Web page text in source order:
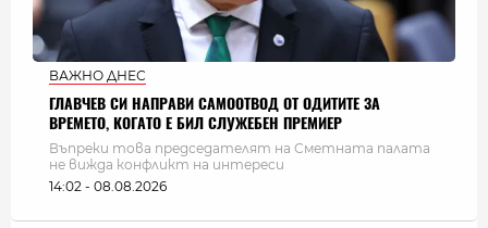
ВАЖНО ДНЕС
ГЛАВЧЕВ СИ НАПРАВИ САМООТВОД ОТ ОДИТИТЕ ЗА
ВРЕМЕТО, КОГАТО Е БИЛ СЛУЖЕБЕН ПРЕМИЕР
Въпреки това председателят на Сметната палата
не вижда конфликт на интереси
14:02 - 08.08.2026